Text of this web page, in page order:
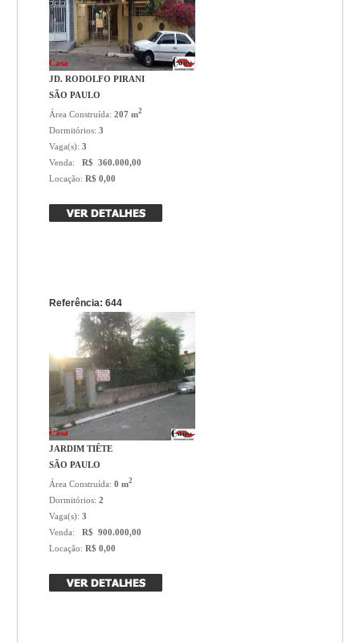
Casa
JD. RODOLFO PIRANI
SÃO PAULO
Área Construída:207 m2
Dormitórios:3
Vaga(s):3
Venda:
R$ 360.000,00
Locação:R$ 0,00
Referência: 644
Casa
JARDIM TIÊTE
SÃO PAULO
Área Construída:0 m2
Dormitórios:2
Vaga(s):3
Venda:
R$ 900.000,00
Locação:R$ 0,00